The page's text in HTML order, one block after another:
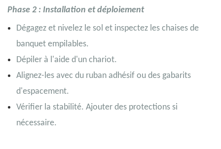
Phase 2 : Installation et déploiement
Dégagez et nivelez le sol et inspectez les chaises de
banquet empilables.
Dépiler à l'aide d'un chariot.
Alignez-les avec du ruban adhésif ou des gabarits
d'espacement.
Vérifier la stabilité. Ajouter des protections si
nécessaire.